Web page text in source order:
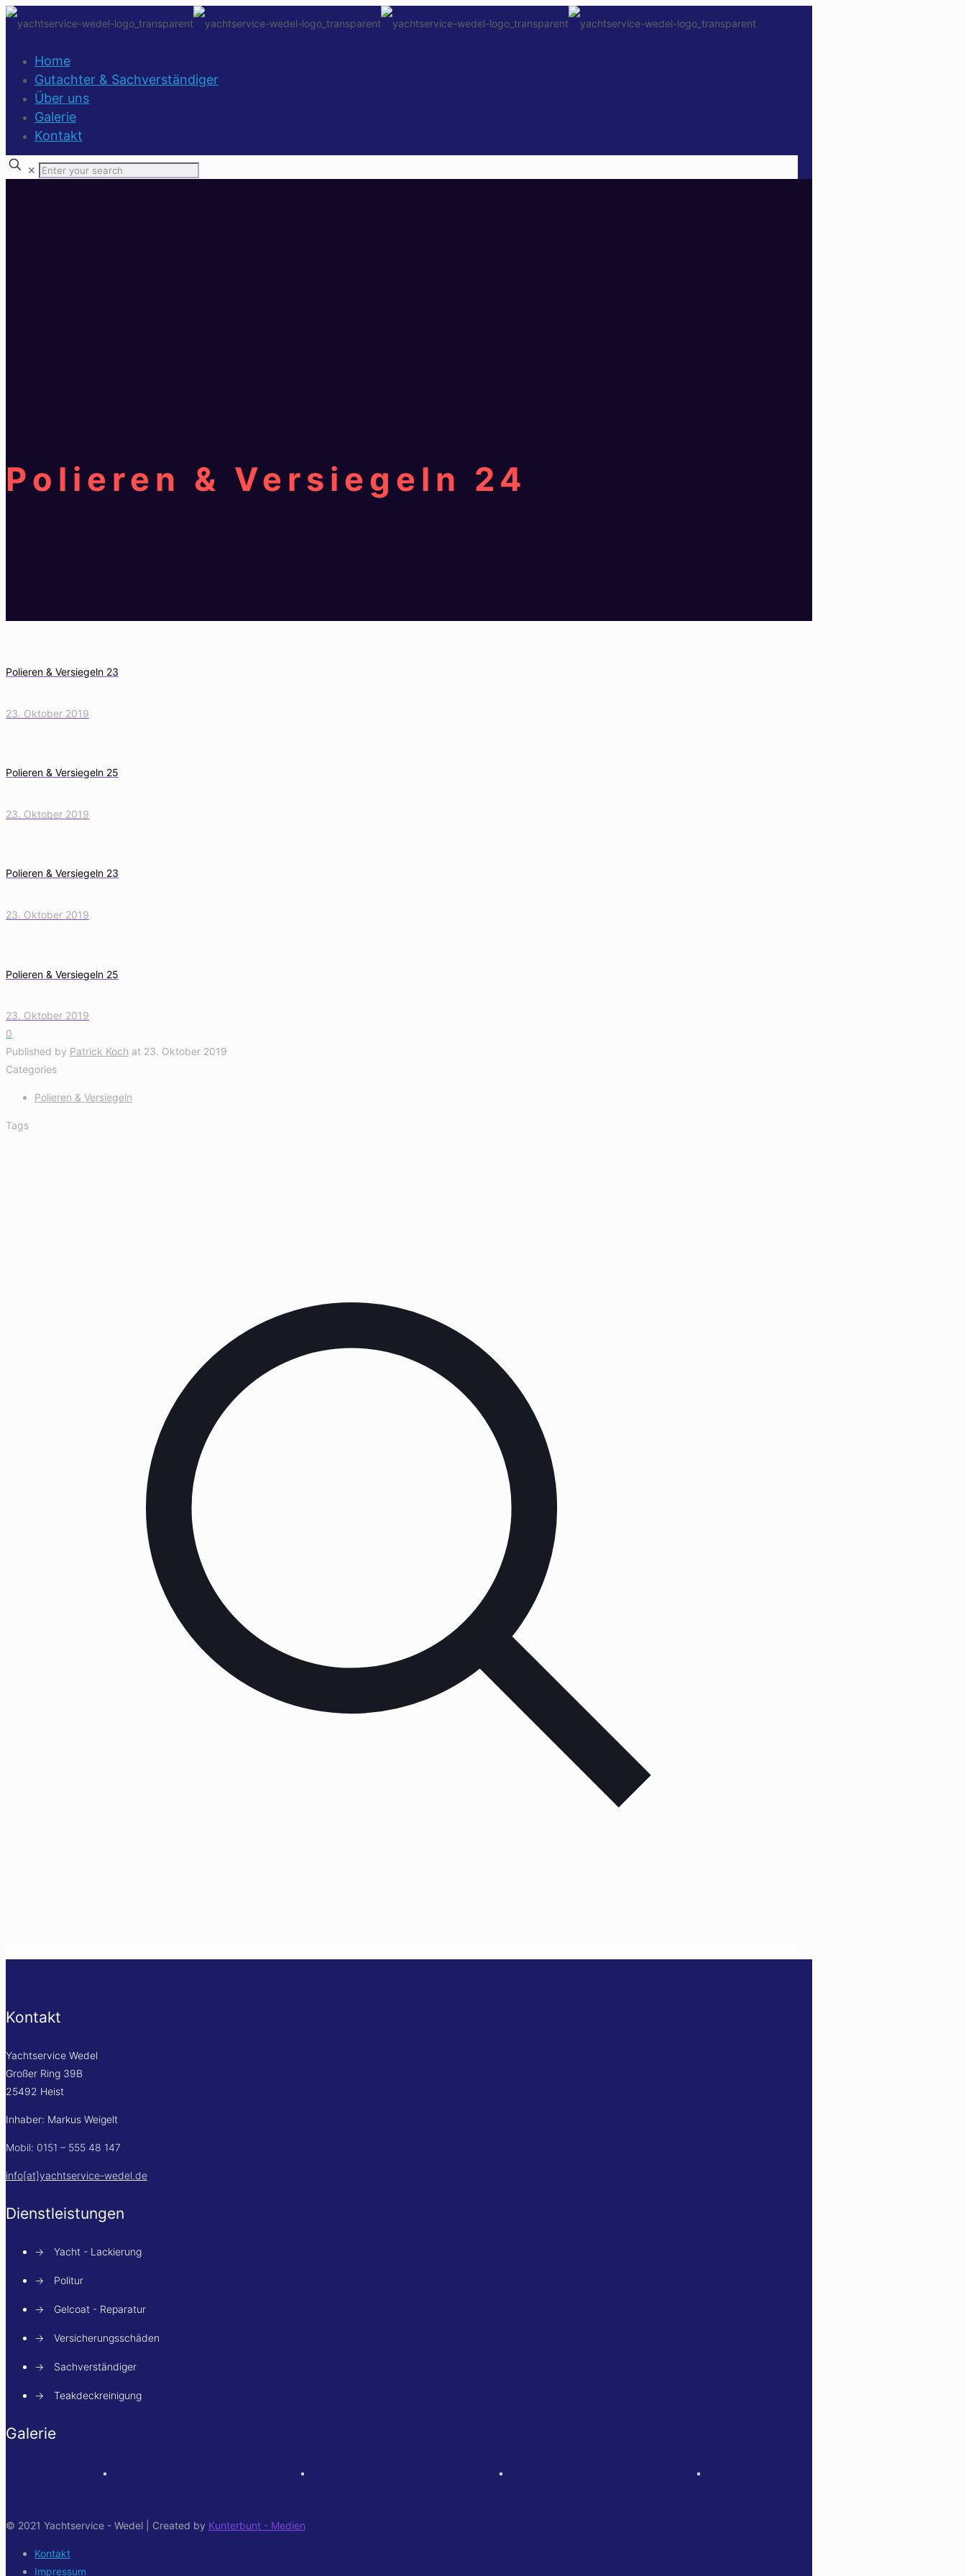
Home
Gutachter & Sachverständiger
Über uns
Galerie
Kontakt
✕
Polieren & Versiegeln 24
Polieren & Versiegeln 23
23. Oktober 2019
Polieren & Versiegeln 25
23. Oktober 2019
Polieren & Versiegeln 23
23. Oktober 2019
Polieren & Versiegeln 25
23. Oktober 2019
0
Published by Patrick Koch at 23. Oktober 2019
Categories
Polieren & Versiegeln
Tags
Kontakt
Yachtservice Wedel
Großer Ring 39B
25492 Heist
Inhaber: Markus Weigelt
Mobil: 0151 – 555 48 147
info[at]yachtservice-wedel.de
Dienstleistungen
→ Yacht - Lackierung
→ Politur
→ Gelcoat - Reparatur
→ Versicherungsschäden
→ Sachverständiger
→ Teakdeckreinigung
Galerie
© 2021 Yachtservice - Wedel | Created by Kunterbunt - Medien
Kontakt
Impressum